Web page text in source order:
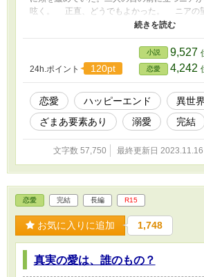
呟く。 正直、どうでもよかった。 ニアの
ころから、たった一つだけだったから。もと
してない。 ──ああ。眠るように、穏やか
き抜けの天井を仰ぐ。お腹が、ぐうっとなった
24h.ポイント 120pt
小説 9,527
恋愛 4,242
恋愛 ハッピーエンド 異世界
ざまあ要素あり
溺愛 完結
文字数 57,750 最終更新日 2023.11.16
恋愛 完結 長編 R15
お気に入りに追加 1,748
真実の愛は、誰のもの？